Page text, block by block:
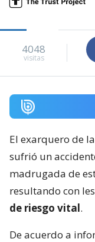
4048
visitas
El exarquero de
sufrió un
madrugada de
resultando con
de riesgo vital.
De acuerdo a